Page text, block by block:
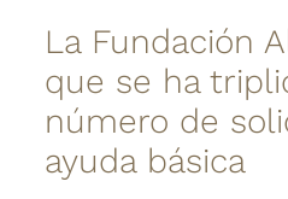
La Fundación
que se ha
número de
ayuda básica